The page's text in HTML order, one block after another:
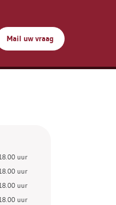
Mail uw vraag
uur
uur
uur
uur